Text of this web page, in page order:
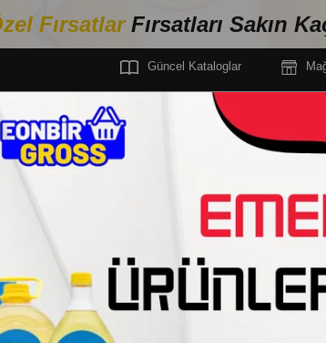
Fırsatlar Fırsatları Sakın
Güncel Kataloglar
EMEK AYÇİÇEK YAĞI 2 LT
EMEK
EMEK AYÇİÇEK YAĞI
Stok Kodu